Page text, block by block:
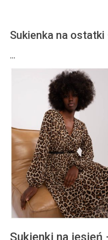
Sukienka na ostatki
…
Sukienki na